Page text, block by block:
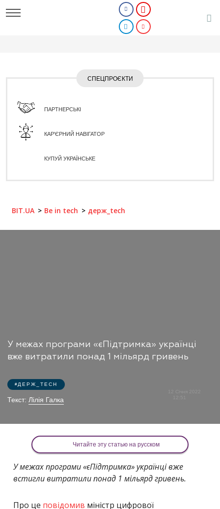
СПЕЦПРОЄКТИ
ПАРТНЕРСЬКІ
КАР'ЄРНИЙ НАВІГАТОР
КУПУЙ УКРАЇНСЬКЕ
BIT.UA Be in tech держ_tech
У межах програми «єПідтримка» українці
вже витратили понад 1 мільярд гривень
ДЕРЖ_TECH
Текст: Лілія Галка
Читайте эту статью на русском
У межах програми «єПідтримка» українці вже
встигли витратили понад 1 мільярд гривень.
Про це повідомив міністр цифрової